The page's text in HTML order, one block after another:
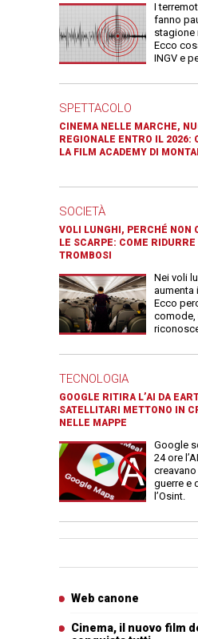
I
fanno
stagione
Ecco
INGV e
SPETTACOLO
CINEMA NELLE MARCHE,
REGIONALE ENTRO IL 2026:
LA FILM ACADEMY DI
SOCIETÀ
VOLI LUNGHI, PERCHÉ NON
LE SCARPE: COME
TROMBOSI
Nei voli
aumenta
Ecco
comode,
TECNOLOGIA
GOOGLE RITIRA L’AI DA
SATELLITARI METTONO IN
NELLE MAPPE
Google
24 ore
guerre e
l’Osint.
Web canone
Cinema, il nuovo film